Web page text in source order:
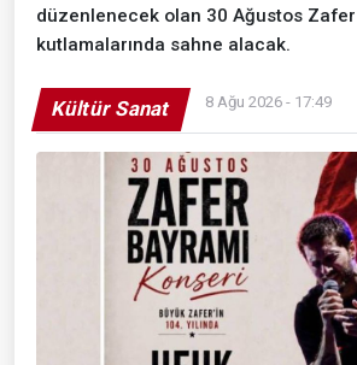
düzenlenecek olan 30 Ağustos Zafer
kutlamalarında sahne alacak.
Kültür Sanat 8 Ağu 2026 - 17:49